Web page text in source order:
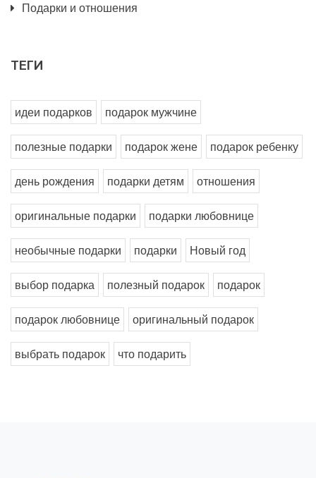
Подарки и отношения
ТЕГИ
идеи подарков подарок мужчине
полезные подарки подарок жене подарок ребенку
день рождения подарки детям отношения
оригинальные подарки подарки любовнице
необычные подарки подарки Новый год
выбор подарка полезный подарок подарок
подарок любовнице оригинальный подарок
выбрать подарок что подарить